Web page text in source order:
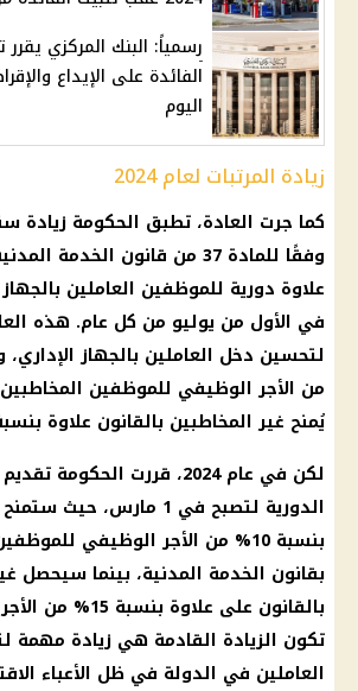
رسمياً: البنك المركزي
الفائدة على الإيداع
اليوم
زيادة المرتبات لعام 2024
كما جرت العادة، تطبق الحكومة زيادة
وفقًا للمادة 37 من قانون الخدمة
علاوة دورية للموظفين العاملين
في الأول من يوليو من كل عام. هذه
من الأجر الوظيفي للموظفين المخاطبين
يُمنح غير المخاطبين بالقانون علاوة بنسبة
لكن في عام 2024، قررت
الدورية لتصبح في 1 مارس،
بنسبة 10% من الأجر الوظيفي
بقانون الخدمة المدنية، بينما سيحصل
بالقانون على علاوة
تكون الزيادة القادمة هي زيادة مهمة
العاملين في الدولة في ظل الأعباء